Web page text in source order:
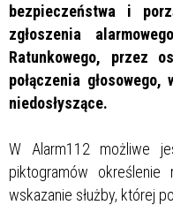
bezpieczeństwa i
zgłoszenia
Ratunkowego, przez
połączenia
niedosłyszące.
W Alarm112 możliwe
piktogramów
wskazanie służby, której